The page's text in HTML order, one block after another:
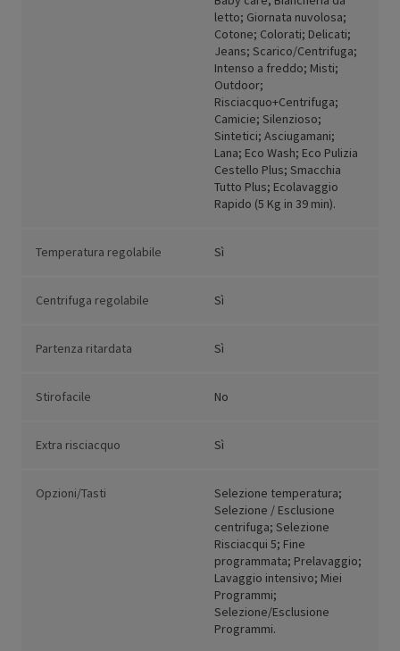
letto; Giornata nuvolosa;
Cotone; Colorati; Delicati;
Jeans; Scarico/Centrifuga;
Intenso a freddo; Misti;
Outdoor;
Risciacquo+Centrifuga;
Camicie; Silenzioso;
Sintetici; Asciugamani;
Lana; Eco Wash; Eco Pulizia
Cestello Plus; Smacchia
Tutto Plus; Ecolavaggio
Rapido (5 Kg in 39 min).
Temperatura regolabile Sì
Centrifuga regolabile Sì
Partenza ritardata Sì
Stirofacile No
Extra risciacquo Sì
Opzioni/Tasti
Selezione temperatura;
Selezione / Esclusione
centrifuga; Selezione
Risciacqui 5; Fine
programmata; Prelavaggio;
Lavaggio intensivo; Miei
Programmi;
Selezione/Esclusione
Programmi.